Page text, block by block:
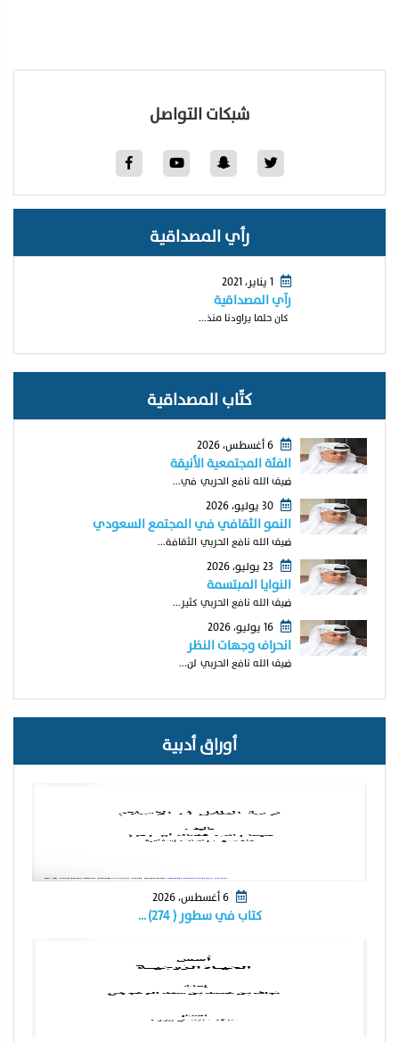
شبكات التواصل
رأي المصداقية
1 يناير، 2021
رآي المصداقية
كان حلما يراودنا منذ...
كتّاب المصداقية
6 أغسطس، 2026
الفئة المجتمعية الأنيقة
ضيف الله نافع الحربي في...
30 يوليو، 2026
النمو الثقافي في المجتمع السعودي
ضيف الله نافع الحربي الثقافة...
النوايا المبتسمة
ضيف الله نافع الحربي كثير...
16 يوليو، 2026
انحراف وجهات النظر
ضيف الله نافع الحربي لن...
أوراق أدبية
كتاب في سطور ( ٢٧٤) …